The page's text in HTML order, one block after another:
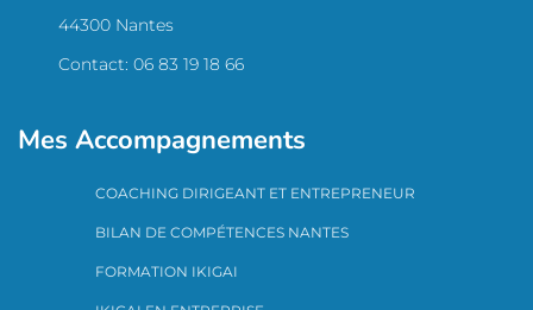
44300 Nantes
Contact: 06 83 19 18 66
Mes Accompagnements
COACHING DIRIGEANT ET ENTREPRENEUR
BILAN DE COMPÉTENCES NANTES
FORMATION IKIGAI